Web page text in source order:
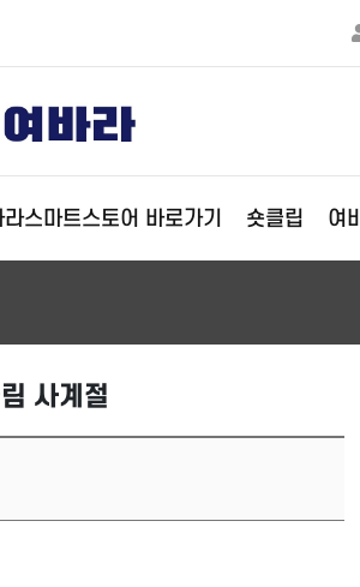
스마트스토어 바로가기 숏클립 여
사계절